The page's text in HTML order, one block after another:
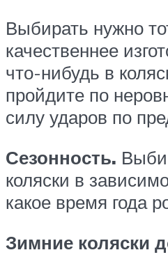
Выбирать нужно
качественнее
что-нибудь в
пройдите по
силу ударов по
Сезонность.
коляски в
какое время года
Зимние коляски